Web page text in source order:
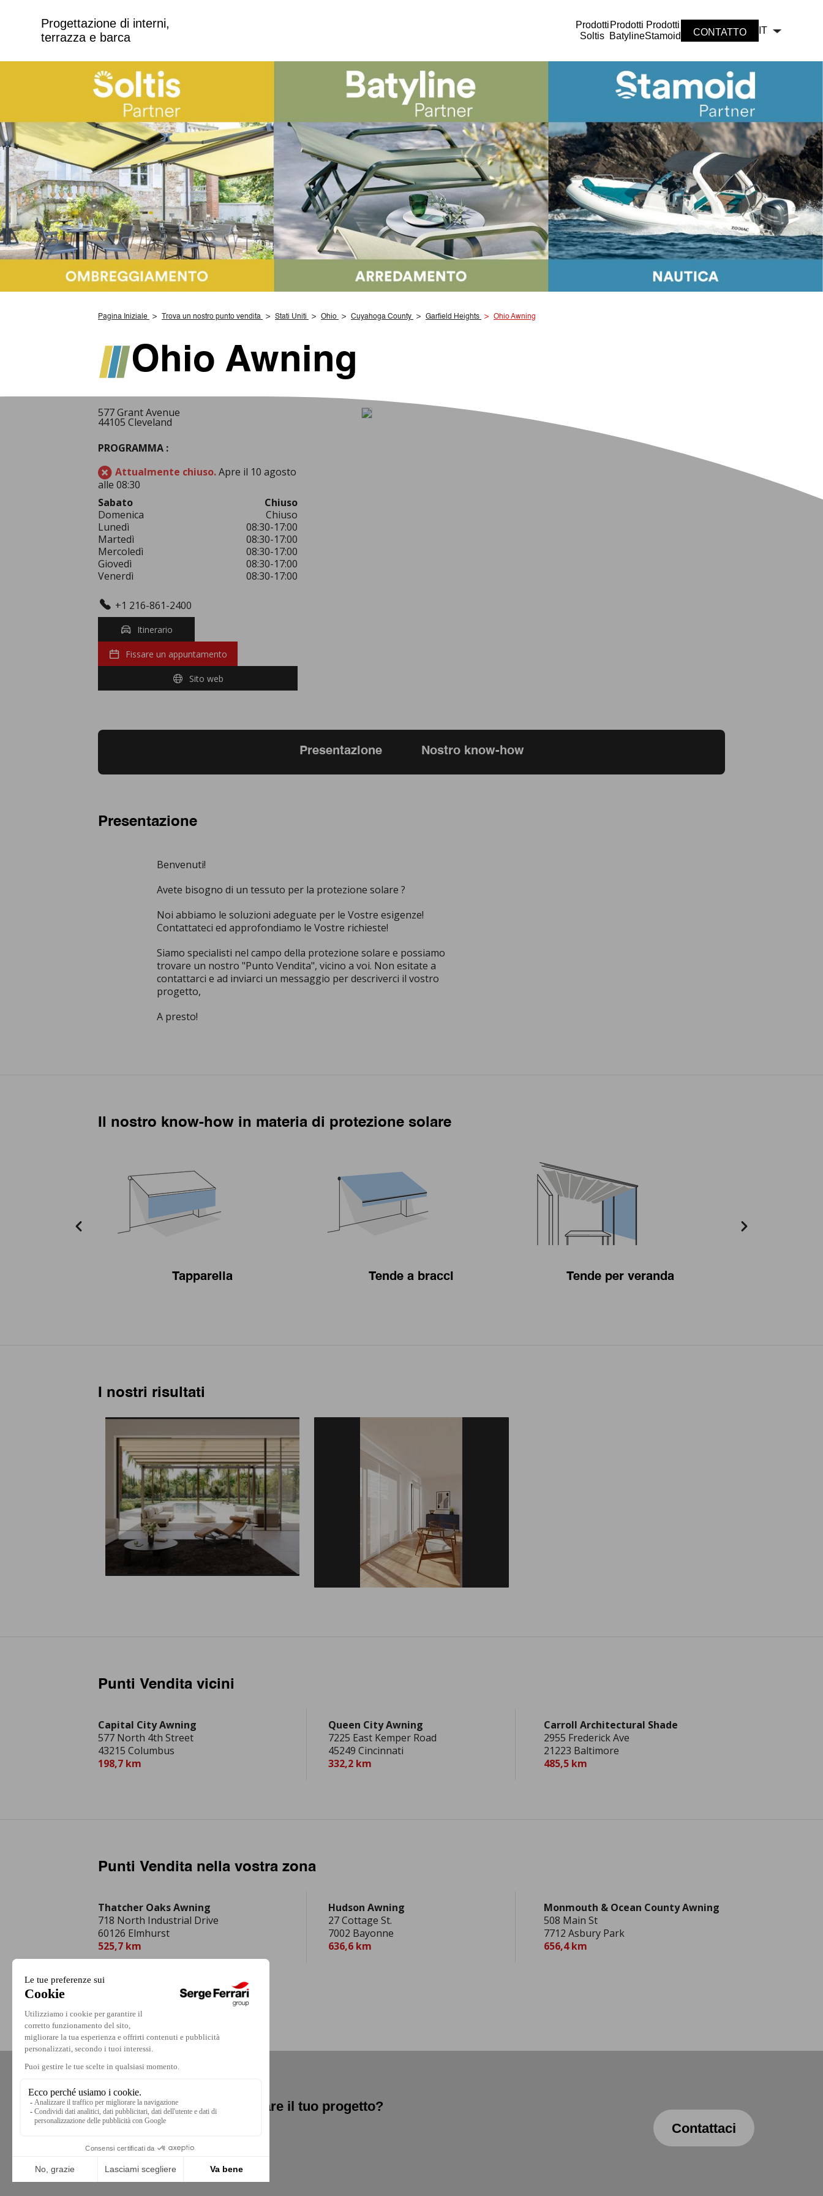
Progettazione di interni,
terrazza e barca
Prodotti
Soltis
Prodotti
Batyline
Prodotti
Stamoid
CONTATTO IT
Pagina Iniziale Trova un nostro punto vendita Stati Uniti Ohio Cuyahoga County Garfield Heights Ohio Awning
Ohio Awning
577 Grant Avenue
44105 Cleveland
PROGRAMMA :
Attualmente chiuso.Apre il 10 agosto
alle 08:30
Sabato
Chiuso
Domenica
Chiuso
Lunedì
08:30-17:00
Martedì
08:30-17:00
Mercoledì
08:30-17:00
Giovedì
08:30-17:00
Venerdì
08:30-17:00
+1 216-861-2400
Itinerario
Fissare un appuntamento
Sito web
Presentazione Nostro know-how
Presentazione
Benvenuti!
Avete bisogno di un tessuto per la protezione solare ?
Noi abbiamo le soluzioni adeguate per le Vostre esigenze!
Contattateci ed approfondiamo le Vostre richieste!
Siamo specialisti nel campo della protezione solare e possiamo
trovare un nostro "Punto Vendita", vicino a voi. Non esitate a
contattarci e ad inviarci un messaggio per descriverci il vostro
progetto,
A presto!
Il nostro know-how in materia di protezione solare
Tapparella Tende a bracci Tende per veranda
I nostri risultati
Punti Vendita vicini
Capital City Awning
577 North 4th Street
43215 Columbus
198,7 km
Queen City Awning
7225 East Kemper Road
45249 Cincinnati
332,2 km
Carroll Architectural Shade
2955 Frederick Ave
21223 Baltimore
485,5 km
Punti Vendita nella vostra zona
Thatcher Oaks Awning
718 North Industrial Drive
60126 Elmhurst
525,7 km
Hudson Awning
27 Cottage St.
7002 Bayonne
636,6 km
Monmouth & Ocean County Awning
508 Main St
7712 Asbury Park
656,4 km
Hai bisogno di aiuto per realizzare il tuo progetto?
Contattaci Contattaci